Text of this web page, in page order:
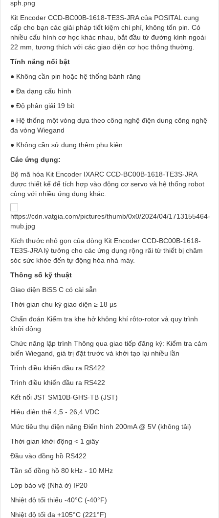
Kit Encoder CCD-BC00B-1618-TE3S-JRA của POSITAL cung
cấp cho bạn các giải pháp tiết kiệm chi phí, không tốn pin. Có
nhiều cấu hình cơ học khác nhau, bắt đầu từ đường kính ngoài
22 mm, tương thích với các giao diện cơ học thông thường.
Tính năng nổi bật
● Không cần pin hoặc hệ thống bánh răng
● Đa dạng cấu hình
● Độ phân giải 19 bit
● Hệ thống một vòng dựa theo công nghệ điện dung công nghệ
đa vòng Wiegand
● Không cần sử dụng thêm phụ kiện
Các ứng dụng:
Bộ mã hóa Kit Encoder IXARC CCD-BC00B-1618-TE3S-JRA
được thiết kế để tích hợp vào động cơ servo và hệ thống robot
cùng với nhiều ứng dụng khác.
Kích thước nhỏ gọn của dòng Kit Encoder CCD-BC00B-1618-
TE3S-JRA lý tưởng cho các ứng dụng rộng rãi từ thiết bị chăm
sóc sức khỏe đến tự động hóa nhà máy.
Thông số kỹ thuật
Giao diện BiSS C có cài sẵn
Thời gian chu kỳ giao diện ≥ 18 µs
Chẩn đoán Kiểm tra khe hở không khí rôto-rotor và quy trình
khởi động
Chức năng lập trình Thông qua giao tiếp đăng ký: Kiểm tra cảm
biến Wiegand, giá trị đặt trước và khởi tạo lại nhiều lần
Trình điều khiển đầu ra RS422
Trình điều khiển đầu ra RS422
Kết nối JST SM10B-GHS-TB (JST)
Hiệu điện thế 4,5 - 26,4 VDC
Mức tiêu thụ điện năng Điển hình 200mA @ 5V (không tải)
Thời gian khởi động < 1 giây
Đầu vào đồng hồ RS422
Tần số đồng hồ 80 kHz - 10 MHz
Lớp bảo vệ (Nhà ở) IP20
Nhiệt độ tối thiểu -40°C (-40°F)
Nhiệt độ tối đa +105°C (221°F)